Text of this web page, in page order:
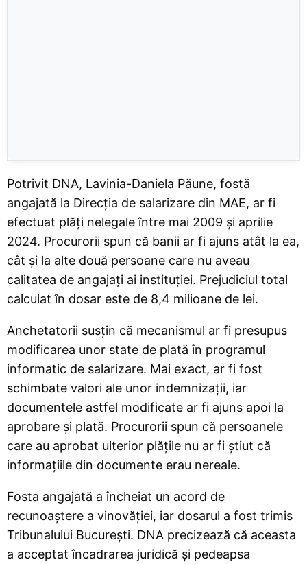
Potrivit DNA, Lavinia-Daniela Păune, fostă
angajată la Direcția de salarizare din MAE, ar fi
efectuat plăți nelegale între mai 2009 și aprilie
2024. Procurorii spun că banii ar fi ajuns atât la ea,
cât și la alte două persoane care nu aveau
calitatea de angajați ai instituției. Prejudiciul total
calculat în dosar este de 8,4 milioane de lei.
Anchetatorii susțin că mecanismul ar fi presupus
modificarea unor state de plată în programul
informatic de salarizare. Mai exact, ar fi fost
schimbate valori ale unor indemnizații, iar
documentele astfel modificate ar fi ajuns apoi la
aprobare și plată. Procurorii spun că persoanele
care au aprobat ulterior plățile nu ar fi știut că
informațiile din documente erau nereale.
Fosta angajată a încheiat un acord de
recunoaștere a vinovăției, iar dosarul a fost trimis
Tribunalului București. DNA precizează că aceasta
a acceptat încadrarea juridică și pedeapsa